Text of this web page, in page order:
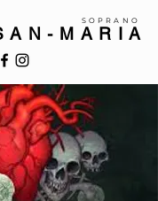
SOPRANO
MARIA